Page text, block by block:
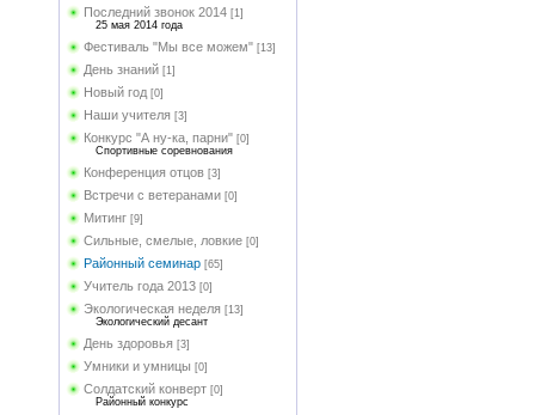
Последний звонок 2014 [1]
25 мая 2014 года
Фестиваль "Мы все можем" [13]
День знаний [1]
Новый год [0]
Наши учителя [3]
Конкурс "А ну-ка, парни" [0]
Спортивные соревнования
Конференция отцов [3]
Встречи с ветеранами [0]
Митинг [9]
Сильные, смелые, ловкие [0]
Районный семинар [65]
Учитель года 2013 [0]
Экологическая неделя [13]
Экологический десант
День здоровья [3]
Умники и умницы [0]
Солдатский конверт [0]
Районный конкурс